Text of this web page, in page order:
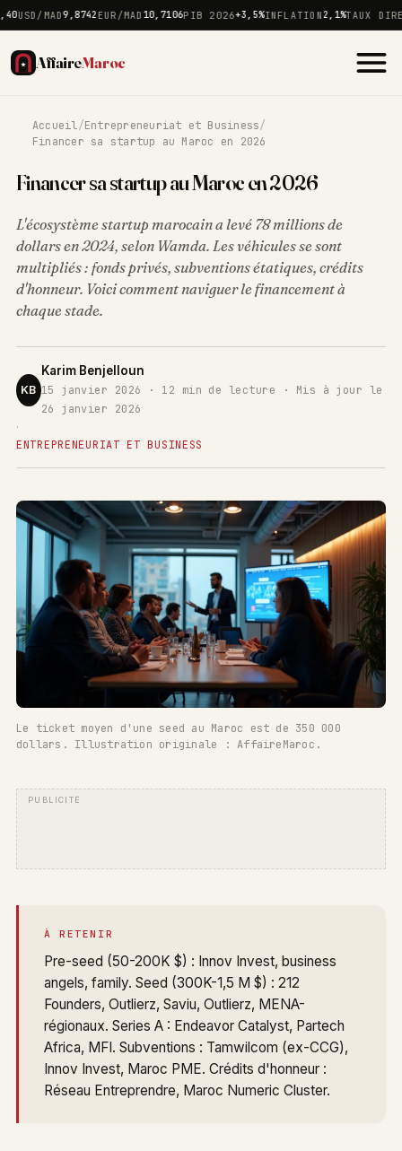
MAD9,8742EUR/MAD10,7106PIB 2026+3,5%INFLATION2,1%TAUX
AffaireMaroc
Accueil/Entrepreneuriat et Business/
Financer sa startup au Maroc en 2026
Financer sa startup au Maroc en 2026
L'écosystème startup marocain a levé 78 millions de
dollars en 2024, selon Wamda. Les véhicules se sont
multipliés : fonds privés, subventions étatiques, crédits
d'honneur. Voici comment naviguer le financement à
chaque stade.
KB
Karim Benjelloun
15 janvier 2026 · 12 min de lecture · Mis à jour le
26 janvier 2026
·
ENTREPRENEURIAT ET BUSINESS
Le ticket moyen d'une seed au Maroc est de 350 000
dollars. Illustration originale : AffaireMaroc.
À RETENIR
Pre-seed (50-200K $) : Innov Invest, business
angels, family. Seed (300K-1,5 M $) : 212
Founders, Outlierz, Saviu, Outlierz, MENA-
régionaux. Series A : Endeavor Catalyst, Partech
Africa, MFI. Subventions : Tamwilcom (ex-CCG),
Innov Invest, Maroc PME. Crédits d'honneur :
Réseau Entreprendre, Maroc Numeric Cluster.